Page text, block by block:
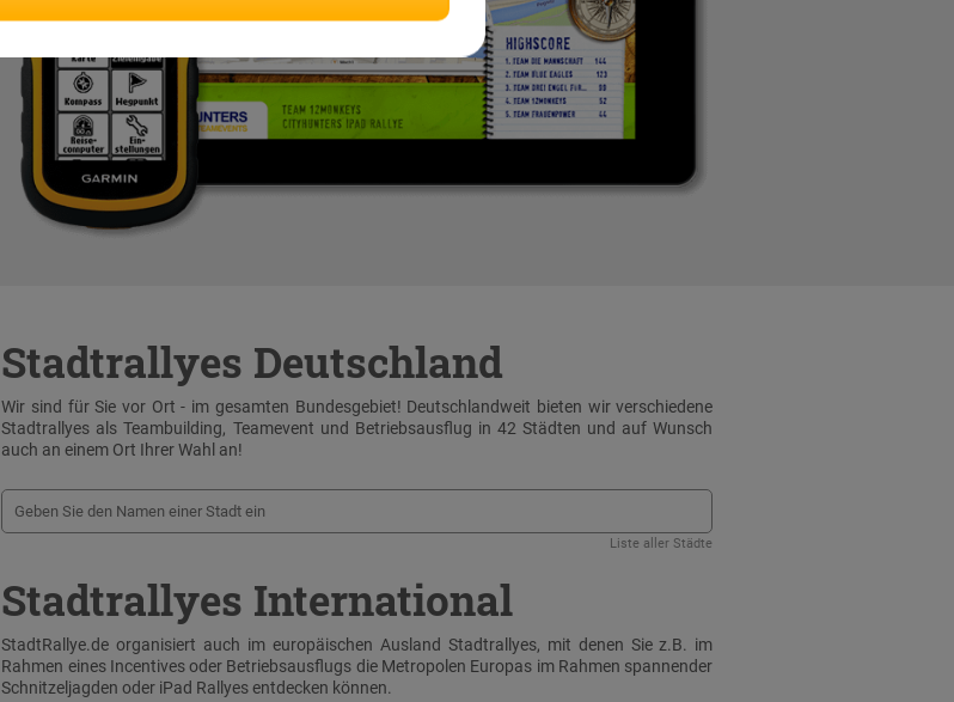
Stadtrallyes Deutschland
Wir sind für Sie vor Ort - im gesamten Bundesgebiet! Deutschlandweit bieten wir verschiedene
Stadtrallyes als Teambuilding, Teamevent und Betriebsausflug in 42 Städten und auf Wunsch
auch an einem Ort Ihrer Wahl an!
Liste aller Städte
Stadtrallyes International
StadtRallye.de organisiert auch im europäischen Ausland Stadtrallyes, mit denen Sie z.B. im
Rahmen eines Incentives oder Betriebsausflugs die Metropolen Europas im Rahmen spannender
Schnitzeljagden oder iPad Rallyes entdecken können.